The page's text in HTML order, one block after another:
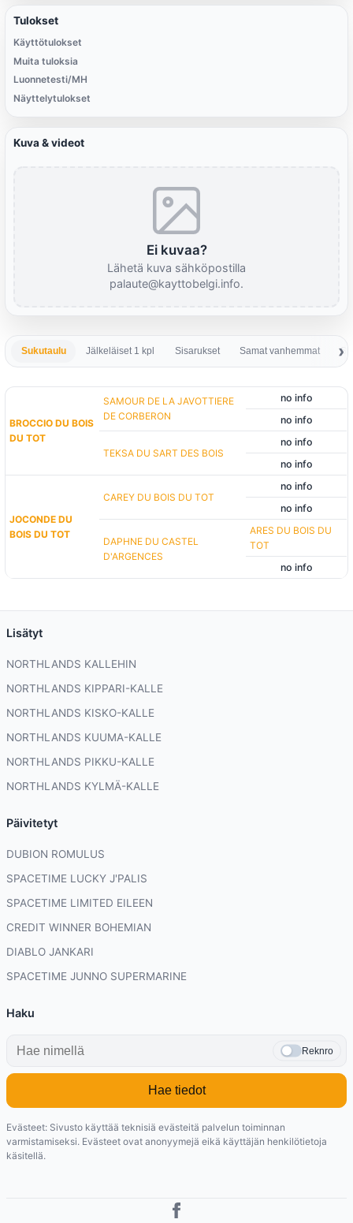
Tulokset
Käyttötulokset
Muita tuloksia
Luonnetesti/MH
Näyttelytulokset
Kuva & videot
Ei kuvaa?
Lähetä kuva sähköpostilla
palaute@kayttobelgi.info.
Sukutaulu Jälkeläiset 1 kpl Sisarukset Samat vanhemmat
BROCCIO DU BOIS
DU TOT
SAMOUR DE LA JAVOTTIERE
DE CORBERON
no info
no info
TEKSA DU SART DES BOIS
no info
no info
JOCONDE DU
BOIS DU TOT
CAREY DU BOIS DU TOT
no info
no info
DAPHNE DU CASTEL
D'ARGENCES
ARES DU BOIS DU
TOT
no info
Lisätyt
NORTHLANDS KALLEHIN
NORTHLANDS KIPPARI-KALLE
NORTHLANDS KISKO-KALLE
NORTHLANDS KUUMA-KALLE
NORTHLANDS PIKKU-KALLE
NORTHLANDS KYLMÄ-KALLE
Päivitetyt
DUBION ROMULUS
SPACETIME LUCKY J'PALIS
SPACETIME LIMITED EILEEN
CREDIT WINNER BOHEMIAN
DIABLO JANKARI
SPACETIME JUNNO SUPERMARINE
Haku
Reknro
Hae tiedot
Evästeet: Sivusto käyttää teknisiä evästeitä palvelun toiminnan
varmistamiseksi. Evästeet ovat anonyymejä eikä käyttäjän henkilötietoja
käsitellä.